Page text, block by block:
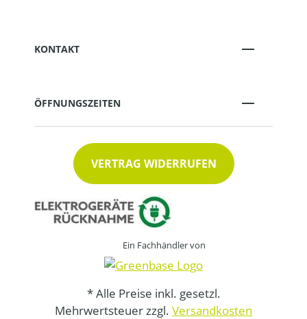
KONTAKT
ÖFFNUNGSZEITEN
VERTRAG WIDERRUFEN
Ein Fachhändler von
* Alle Preise inkl. gesetzl.
Mehrwertsteuer zzgl. Versandkosten